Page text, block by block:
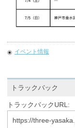
イベント情報
トラックバック
トラックバックURL:
https://three-